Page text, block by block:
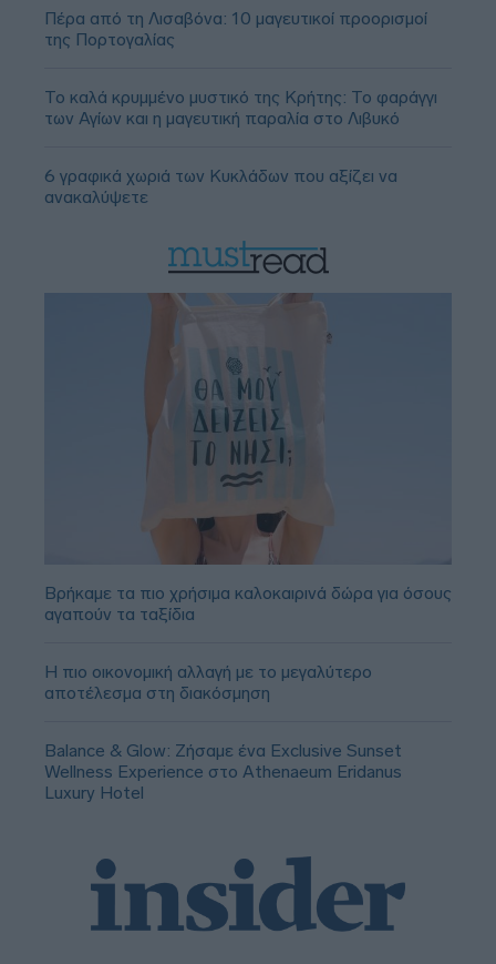
Πέρα από τη Λισαβόνα: 10 μαγευτικοί προορισμοί
της Πορτογαλίας
Το καλά κρυμμένο μυστικό της Κρήτης: Το φαράγγι
των Αγίων και η μαγευτική παραλία στο Λιβυκό
6 γραφικά χωριά των Κυκλάδων που αξίζει να
ανακαλύψετε
Βρήκαμε τα πιο χρήσιμα καλοκαιρινά δώρα για όσους
αγαπούν τα ταξίδια
Η πιο οικονομική αλλαγή με το μεγαλύτερο
αποτέλεσμα στη διακόσμηση
Balance & Glow: Ζήσαμε ένα Exclusive Sunset
Wellness Experience στο Athenaeum Eridanus
Luxury Hotel